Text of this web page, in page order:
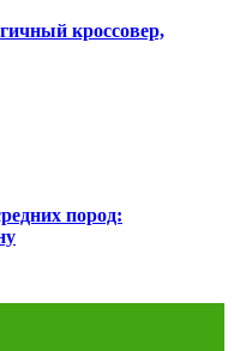
кроссовер,
пород: